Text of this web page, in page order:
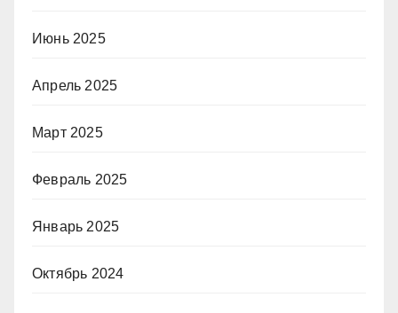
Июнь 2025
Апрель 2025
Март 2025
Февраль 2025
Январь 2025
Октябрь 2024